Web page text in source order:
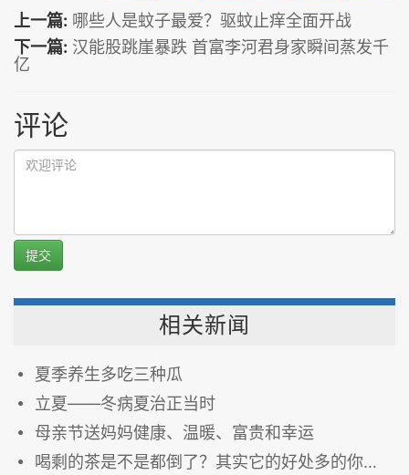
上一篇: 哪些人是蚊子最爱？驱蚊止痒全面开战
下一篇: 汉能股跳崖暴跌 首富李河君身家瞬间蒸发千
亿
评论
提交
相关新闻
夏季养生多吃三种瓜
立夏——冬病夏治正当时
母亲节送妈妈健康、温暖、富贵和幸运
喝剩的茶是不是都倒了？其实它的好处多的你想不到！